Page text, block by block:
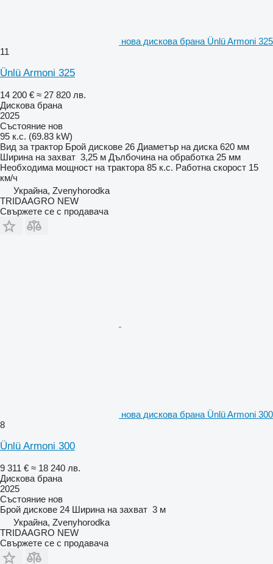
нова дискова брана Ünlü Armoni 325
11
Ünlü Armoni 325
14 200 € ≈ 27 820 лв.
Дискова брана
2025
Състояние нов
95 к.с. (69.83 kW)
Вид за трактор Брой дискове 26 Диаметър на диска 620 мм
Ширина на захват 3,25 м Дълбочина на обработка 25 мм
Необходима мощност на трактора 85 к.с. Работна скорост 15
км/ч
Украйна, Zvenyhorodka
TRIDAAGRO NEW
Свържете се с продавача
нова дискова брана Ünlü Armoni 300
8
Ünlü Armoni 300
9 311 € ≈ 18 240 лв.
Дискова брана
2025
Състояние нов
Брой дискове 24 Ширина на захват 3 м
Украйна, Zvenyhorodka
TRIDAAGRO NEW
Свържете се с продавача